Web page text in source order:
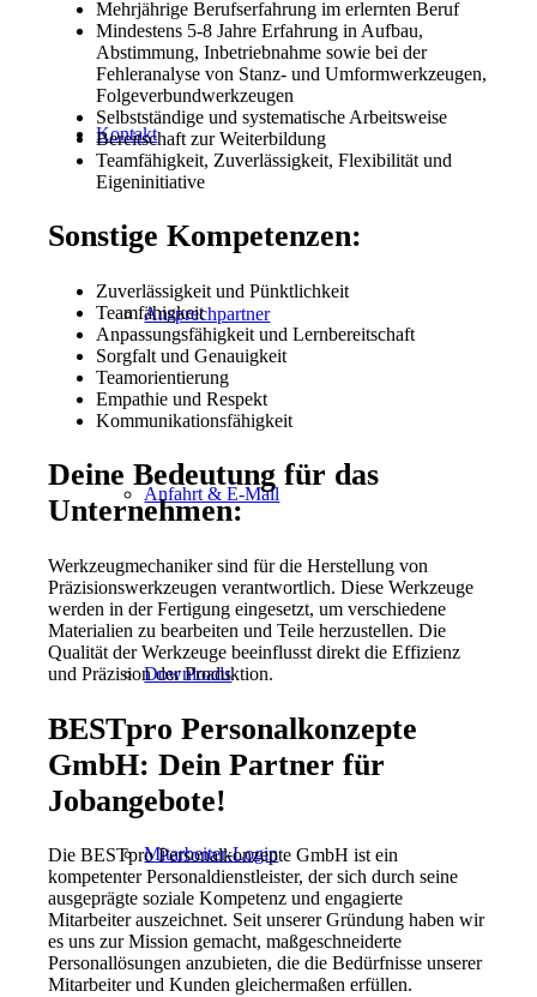
Kontakt
Ansprechpartner
Anfahrt & E-Mail
Downloads
Mitarbeiter-Login
Mehrjährige Berufserfahrung im erlernten Beruf
Mindestens 5-8 Jahre Erfahrung in Aufbau,
Abstimmung, Inbetriebnahme sowie bei der
Fehleranalyse von Stanz- und Umformwerkzeugen,
Folgeverbundwerkzeugen
Selbstständige und systematische Arbeitsweise
Bereitschaft zur Weiterbildung
Teamfähigkeit, Zuverlässigkeit, Flexibilität und
Eigeninitiative
Sonstige Kompetenzen:
Zuverlässigkeit und Pünktlichkeit
Teamfähigkeit
Anpassungsfähigkeit und Lernbereitschaft
Sorgfalt und Genauigkeit
Teamorientierung
Empathie und Respekt
Kommunikationsfähigkeit
Deine Bedeutung für das
Unternehmen:
Werkzeugmechaniker sind für die Herstellung von
Präzisionswerkzeugen verantwortlich. Diese Werkzeuge
werden in der Fertigung eingesetzt, um verschiedene
Materialien zu bearbeiten und Teile herzustellen. Die
Qualität der Werkzeuge beeinflusst direkt die Effizienz
und Präzision der Produktion.
BESTpro Personalkonzepte
GmbH: Dein Partner für
Jobangebote!
Die BESTpro Personalkonzepte GmbH ist ein
kompetenter Personaldienstleister, der sich durch seine
ausgeprägte soziale Kompetenz und engagierte
Mitarbeiter auszeichnet. Seit unserer Gründung haben wir
es uns zur Mission gemacht, maßgeschneiderte
Personallösungen anzubieten, die die Bedürfnisse unserer
Mitarbeiter und Kunden gleichermaßen erfüllen.